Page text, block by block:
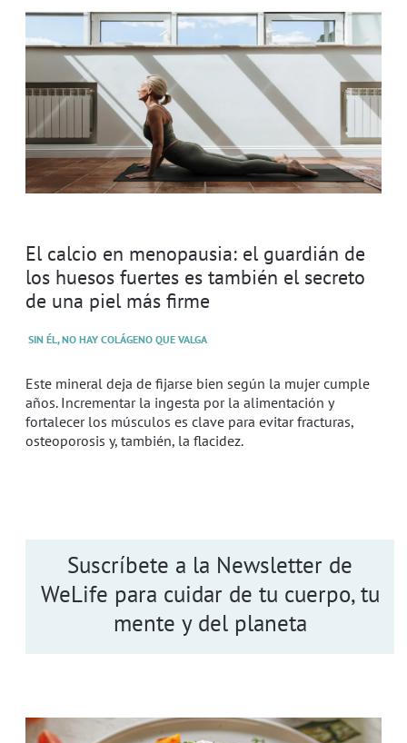
El calcio en menopausia: el guardián de
los huesos fuertes es también el secreto
de una piel más firme
SIN ÉL, NO HAY COLÁGENO QUE VALGA
Este mineral deja de fijarse bien según la mujer cumple
años. Incrementar la ingesta por la alimentación y
fortalecer los músculos es clave para evitar fracturas,
osteoporosis y, también, la flacidez.
Suscríbete a la Newsletter de
WeLife para cuidar de tu cuerpo, tu
mente y del planeta